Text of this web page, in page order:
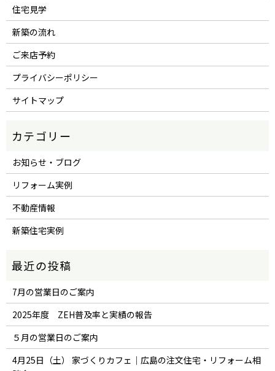
住宅見学
新築の流れ
ご来店予約
プライバシーポリシー
サイトマップ
お知らせ・ブログ
リフォーム実例
不動産情報
新築住宅実例
7月の営業日のご案内
2025年度 ZEH普及率と実績の報告
５月の営業日のご案内
4月25日（土） 家づくりカフェ｜広島の注文住宅・リフォーム相